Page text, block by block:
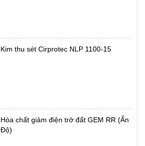
Kim thu sét Cirprotec NLP 1100-15
Hóa chất giảm điện trở đất GEM RR (Ấn
Độ)